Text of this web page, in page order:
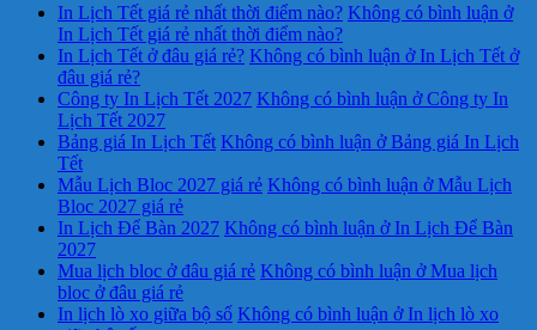
In Lịch Tết giá rẻ nhất thời điểm nào? Không có bình luận ở
In Lịch Tết giá rẻ nhất thời điểm nào?
In Lịch Tết ở đâu giá rẻ? Không có bình luận ở In Lịch Tết ở
đâu giá rẻ?
Công ty In Lịch Tết 2027 Không có bình luận ở Công ty In
Lịch Tết 2027
Bảng giá In Lịch Tết Không có bình luận ở Bảng giá In Lịch
Tết
Mẫu Lịch Bloc 2027 giá rẻ Không có bình luận ở Mẫu Lịch
Bloc 2027 giá rẻ
In Lịch Để Bàn 2027 Không có bình luận ở In Lịch Để Bàn
2027
Mua lịch bloc ở đâu giá rẻ Không có bình luận ở Mua lịch
bloc ở đâu giá rẻ
In lịch lò xo giữa bộ số Không có bình luận ở In lịch lò xo